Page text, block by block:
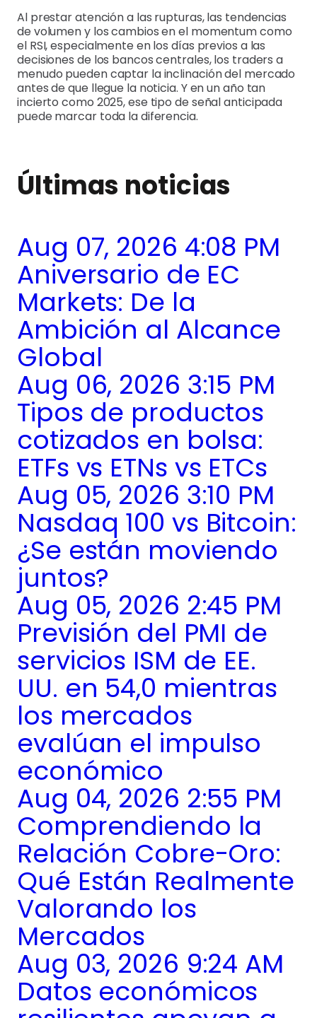
Al prestar atención a las rupturas, las tendencias
de volumen y los cambios en el momentum como
el RSI, especialmente en los días previos a las
decisiones de los bancos centrales, los traders a
menudo pueden captar la inclinación del mercado
antes de que llegue la noticia. Y en un año tan
incierto como 2025, ese tipo de señal anticipada
puede marcar toda la diferencia.
Últimas noticias
Aug 07, 2026 4:08 PM
Aniversario de EC
Markets: De la
Ambición al Alcance
Global
Aug 06, 2026 3:15 PM
Tipos de productos
cotizados en bolsa:
ETFs vs ETNs vs ETCs
Aug 05, 2026 3:10 PM
Nasdaq 100 vs Bitcoin:
¿Se están moviendo
juntos?
Aug 05, 2026 2:45 PM
Previsión del PMI de
servicios ISM de EE.
UU. en 54,0 mientras
los mercados
evalúan el impulso
económico
Aug 04, 2026 2:55 PM
Comprendiendo la
Relación Cobre-Oro:
Qué Están Realmente
Valorando los
Mercados
Aug 03, 2026 9:24 AM
Datos económicos